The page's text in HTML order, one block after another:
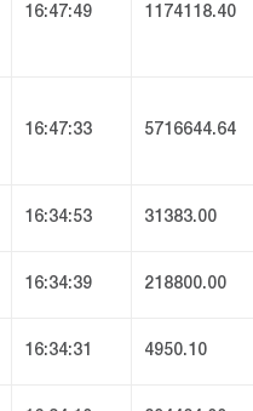
16:47:49 1174118.40
16:47:33 5716644.64
16:34:53 31383.00
16:34:39 218800.00
16:34:31 4950.10